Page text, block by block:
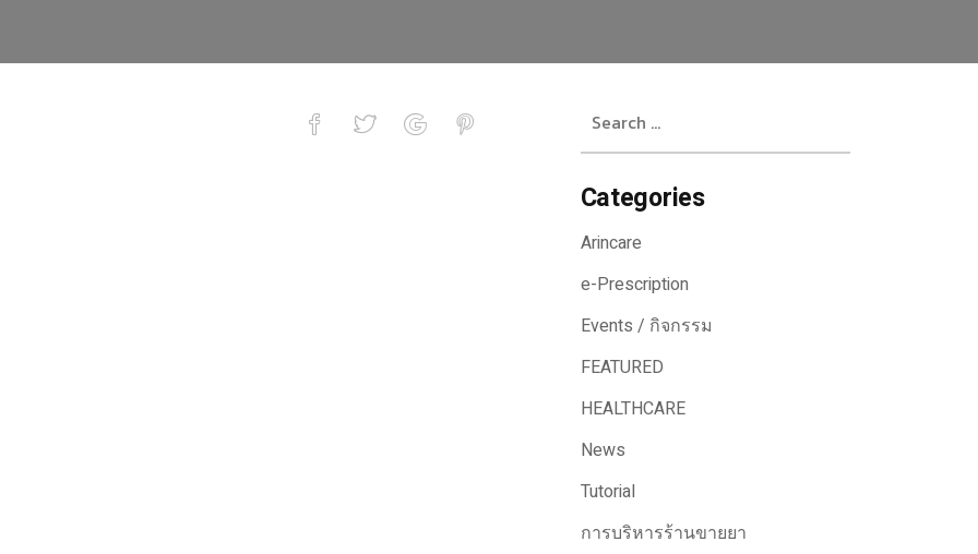
for:
Categories
Arincare
e-Prescription
Events / กิจกรรม
FEATURED
HEALTHCARE
News
Tutorial
การบริหารร้านขายยา